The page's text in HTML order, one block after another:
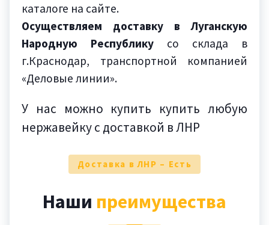
каталоге на сайте.
Осуществляем доставку в Луганскую
Народную Республику со склада в
г.Краснодар, транспортной компанией
«Деловые линии».
У нас можно купить купить любую
нержавейку с доставкой в ЛНР
Доставка в ЛНР – Есть
Наши преимущества